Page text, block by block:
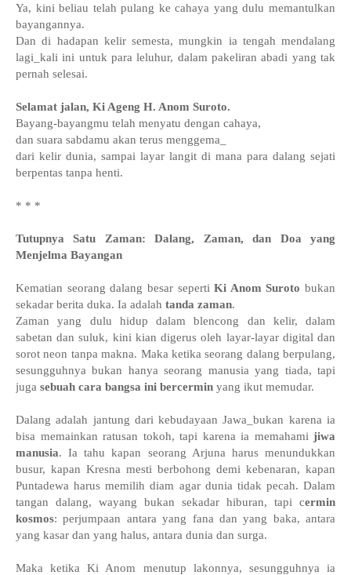
Ya, kini beliau telah pulang ke cahaya yang dulu memantulkan
bayangannya.
Dan di hadapan kelir semesta, mungkin ia tengah mendalang
lagi_kali ini untuk para leluhur, dalam pakeliran abadi yang tak
pernah selesai.
Selamat jalan, Ki Ageng H. Anom Suroto.
Bayang-bayangmu telah menyatu dengan cahaya,
dan suara sabdamu akan terus menggema_
dari kelir dunia, sampai layar langit di mana para dalang sejati
berpentas tanpa henti.
* * *
Tutupnya Satu Zaman: Dalang, Zaman, dan Doa yang
Menjelma Bayangan
Kematian seorang dalang besar sepertiKi Anom Suroto bukan
sekadar berita duka. Ia adalah tanda zaman.
Zaman yang dulu hidup dalam blencong dan kelir, dalam
sabetan dan suluk, kini kian digerus oleh layar-layar digital dan
sorot neon tanpa makna. Maka ketika seorang dalang berpulang,
sesungguhnya bukan hanya seorang manusia yang tiada, tapi
juga sebuah cara bangsa ini bercermin yang ikut memudar.
Dalang adalah jantung dari kebudayaan Jawa_bukan karena ia
bisa memainkan ratusan tokoh, tapi karena ia memahami jiwa
manusia. Ia tahu kapan seorang Arjuna harus menundukkan
busur, kapan Kresna mesti berbohong demi kebenaran, kapan
Puntadewa harus memilih diam agar dunia tidak pecah. Dalam
tangan dalang, wayang bukan sekadar hiburan, tapi cermin
kosmos: perjumpaan antara yang fana dan yang baka, antara
yang kasar dan yang halus, antara dunia dan surga.
Maka ketika Ki Anom menutup lakonnya, sesungguhnya ia